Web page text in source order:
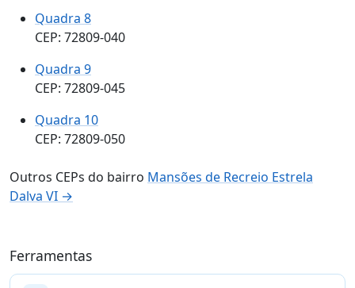
Quadra 8
CEP: 72809-040
Quadra 9
CEP: 72809-045
Quadra 10
CEP: 72809-050
Outros CEPs do bairro Mansões de Recreio Estrela
Dalva VI →
Ferramentas